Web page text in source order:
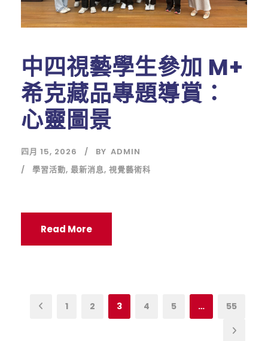
​中四視藝學生參加 M+
希克藏品專題導賞：
心靈圖景
四月 15, 2026 BY ADMIN
學習活動, 最新消息, 視覺藝術科
Read More
1 2 3 4 5 … 55